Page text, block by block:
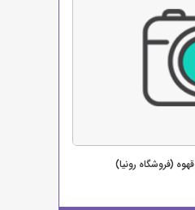
(فروشگاه رونیا)